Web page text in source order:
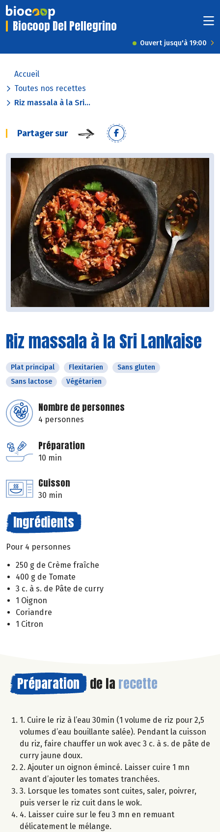
Biocoop Del Pellegrino
Ouvert jusqu'à 19:00
Accueil
Toutes nos recettes
Riz massala à la Sri...
Partager sur
Riz massala à la Sri Lankaise
Plat principal Flexitarien
Sans gluten
Sans lactose
Végétarien
Nombre de personnes
4 personnes
Préparation
10 min
Cuisson
30 min
Ingrédients
Pour 4 personnes
250 g de Crème fraîche
400 g de Tomate
3 c. à s. de Pâte de curry
1 Oignon
Coriandre
1 Citron
Préparation de la recette
1. Cuire le riz à l’eau 30min (1 volume de riz pour 2,5
volumes d’eau bouillante salée). Pendant la cuisson
du riz, faire chauffer un wok avec 3 c. à s. de pâte de
curry jaune doux.
2. Ajouter un oignon émincé. Laisser cuire 1 mn
avant d’ajouter les tomates tranchées.
3. Lorsque les tomates sont cuites, saler, poivrer,
puis verser le riz cuit dans le wok.
4. Laisser cuire sur le feu 3 mn en remuant
délicatement le mélange.